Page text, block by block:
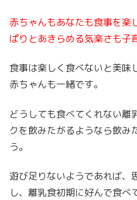
赤ちゃんもあなたも食事を楽
ぱりとあきらめる気楽さも子
食事は楽しく食べないと美味
赤ちゃんも一緒です。
どうしても食べてくれない離
クを飲みたがるようなら飲み
う。
遊び足りないようであれば、
し、離乳食初期に好んで食べ